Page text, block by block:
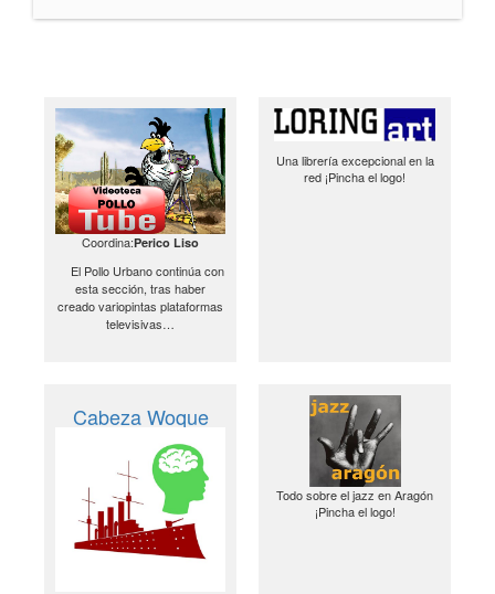
Coordina:Perico Liso
El Pollo Urbano continúa con
esta sección, tras haber
creado variopintas plataformas
televisivas…
Una librería excepcional en la
red ¡Pincha el logo!
Cabeza Woque
Todo sobre el jazz en Aragón
¡Pincha el logo!